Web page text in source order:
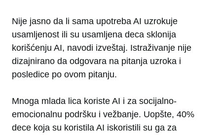
Nije jasno da li sama upotreba AI uzrokuje
usamljenost ili su usamljena deca sklonija
korišćenju AI, navodi izveštaj. Istraživanje nije
dizajnirano da odgovara na pitanja uzroka i
posledice po ovom pitanju.
Mnoga mlada lica koriste AI i za socijalno-
emocionalnu podršku i vežbanje. Uopšte, 40%
dece koja su koristila AI iskoristili su ga za